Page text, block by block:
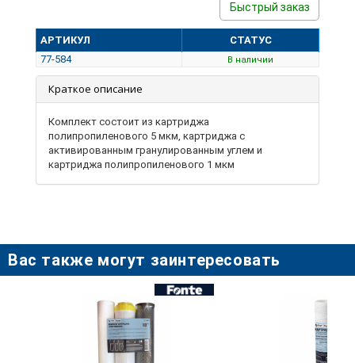
Быстрый заказ
АРТИКУЛ
СТАТУС
77-584
В наличии
Краткое описание
Комплект состоит из картриджа
полипропиленового 5 мкм, картриджа с
активированным гранулированным углем и
картриджа полипропиленового 1 мкм
Вас также могут заинтересовать